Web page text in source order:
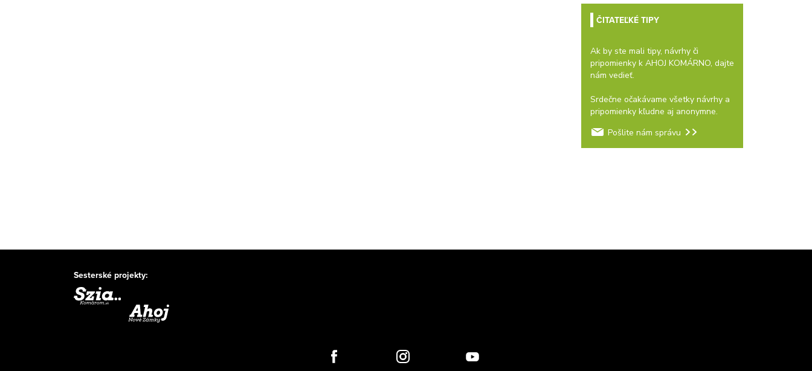
ČITATEĽKÉ TIPY
Ak by ste mali tipy, návrhy či
pripomienky k AHOJ KOMÁRNO, dajte
nám vedieť.
Srdečne očakávame všetky návrhy a
pripomienky kľudne aj anonymne.
Pošlite nám správu
Sesterské projekty: